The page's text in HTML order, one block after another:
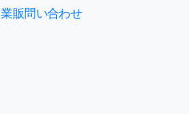
業販問い合わせ